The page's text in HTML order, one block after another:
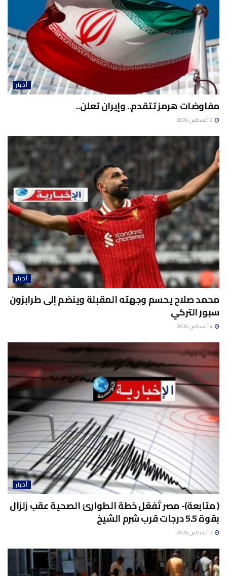
أخبار
مفاوضات هرمز تتقدم.. وإيران تعلن..
أخبار
محمد صلاح يحسم وجهته المقبلة وينضم إلى طرابزون
سبور التركي
أخبار
( متابعة)- مصر تُفعّل خطة الطوارئ الصحية عقب زلزال
بقوة 5.5 درجات قرب شرم الشيخ